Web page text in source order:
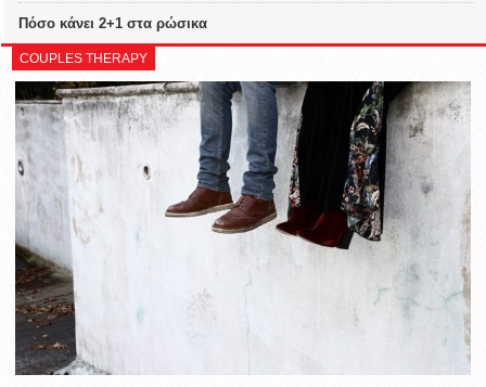
Πόσο κάνει 2+1 στα ρώσικα
COUPLES THERAPY